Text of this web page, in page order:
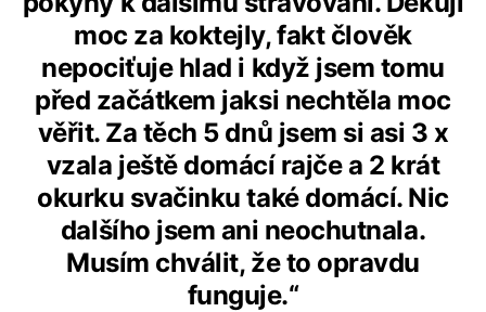
moc za koktejly, fakt člověk
nepociťuje hlad i když jsem tomu
před začátkem jaksi nechtěla moc
věřit. Za těch 5 dnů jsem si asi 3 x
vzala ještě domácí rajče a 2 krát
okurku svačinku také domácí. Nic
dalšího jsem ani neochutnala.
Musím chválit, že to opravdu
funguje.“